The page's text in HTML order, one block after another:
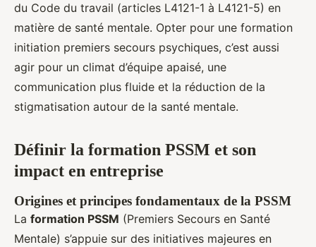
du Code du travail (articles L4121-1 à L4121-5) en
matière de santé mentale. Opter pour une formation
initiation premiers secours psychiques, c’est aussi
agir pour un climat d’équipe apaisé, une
communication plus fluide et la réduction de la
stigmatisation autour de la santé mentale.
Définir la formation PSSM et son
impact en entreprise
Origines et principes fondamentaux de la PSSM
La formation PSSM (Premiers Secours en Santé
Mentale) s’appuie sur des initiatives majeures en